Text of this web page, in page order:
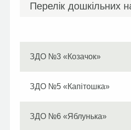
Перелік дошкільних
ЗДО №3 «Козачок»
ЗДО №5 «Капітошка»
ЗДО №6 «Яблунька»